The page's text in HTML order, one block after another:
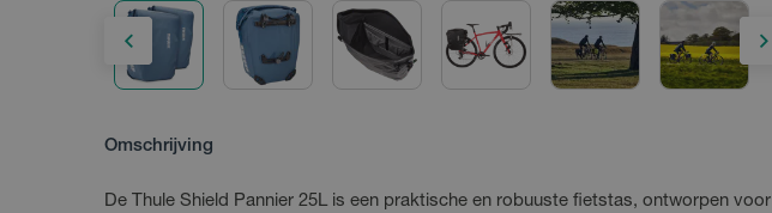
Omschrijving
De Thule Shield Pannier 25L is een praktische en robuuste fietstas, ontworpen voor